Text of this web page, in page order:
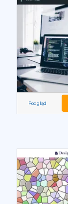
Podgląd